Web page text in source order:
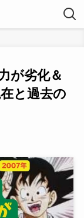
が劣化＆
と過去の